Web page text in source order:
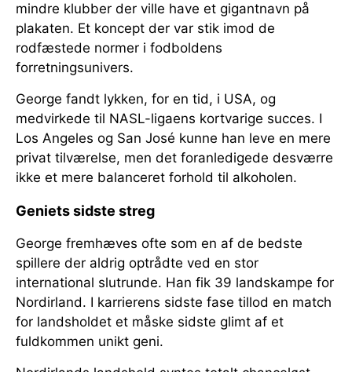
mindre klubber der ville have et gigantnavn på
plakaten. Et koncept der var stik imod de
rodfæstede normer i fodboldens
forretningsunivers.
George fandt lykken, for en tid, i USA, og
medvirkede til NASL-ligaens kortvarige succes. I
Los Angeles og San José kunne han leve en mere
privat tilværelse, men det foranledigede desværre
ikke et mere balanceret forhold til alkoholen.
Geniets sidste streg
George fremhæves ofte som en af de bedste
spillere der aldrig optrådte ved en stor
international slutrunde. Han fik 39 landskampe for
Nordirland. I karrierens sidste fase tillod en match
for landsholdet et måske sidste glimt af et
fuldkommen unikt geni.